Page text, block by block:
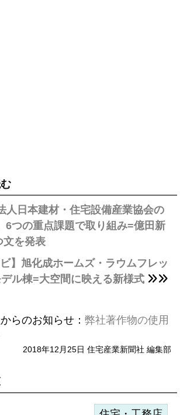
人日本建材・住宅設備産業協会の
6つの重点課題で取り組み=億田新
文を発表
ビ】旭化成ホームズ・ラウムフレッ
ル棟=大空間に映える新様式
らのお知らせ： 弊社著作物の使用
2018年12月25日 住宅産業新聞社 編集部